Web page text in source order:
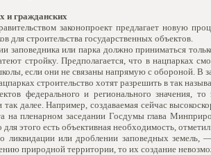
и гражданских
законопроект предлагает новую
для строительства государственных объектов.
заповедника или парка должно приниматься
стройку. Предполагается, что в нацпарках
если они не связаны напрямую с обороной. В
строительство хотят разрешить в так
федерального и регионального
так далее. Например, создаваемая сейчас
на пленарном заседании Госдумы глава
для этого есть объективная необходимость,
или дроблении заповедных земель,
природной территории, то их создание